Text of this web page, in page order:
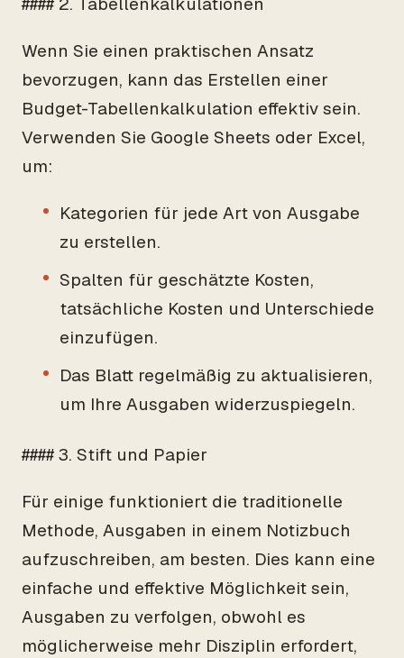
Wenn Sie einen praktischen Ansatz
bevorzugen, kann das Erstellen einer
Budget-Tabellenkalkulation effektiv sein.
Verwenden Sie Google Sheets oder Excel,
um:
Kategorien für jede Art von Ausgabe
zu erstellen.
Spalten für geschätzte Kosten,
tatsächliche Kosten und Unterschiede
einzufügen.
Das Blatt regelmäßig zu aktualisieren,
um Ihre Ausgaben widerzuspiegeln.
#### 3. Stift und Papier
Für einige funktioniert die traditionelle
Methode, Ausgaben in einem Notizbuch
aufzuschreiben, am besten. Dies kann eine
einfache und effektive Möglichkeit sein,
Ausgaben zu verfolgen, obwohl es
möglicherweise mehr Disziplin erfordert,